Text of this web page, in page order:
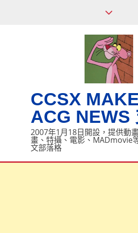
CCSX
ACG NEWS
2007年1月18日開設，提供動
畫、特攝、電影、MADmovie
文部落格